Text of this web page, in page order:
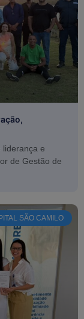
liderança e
de Gestão de
SÃO CAMILO